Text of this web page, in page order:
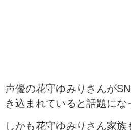
声優の花守ゆみりさんが
き込まれていると話題にな
しかも花守ゆみりさん家